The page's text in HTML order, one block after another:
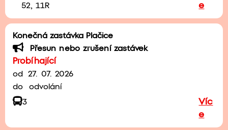
52, 11R
e
Konečná zastávka Plačice
Přesun nebo zrušení zastávek
Probíhající
od
27. 07. 2026
do
odvolání
3
Víc
e